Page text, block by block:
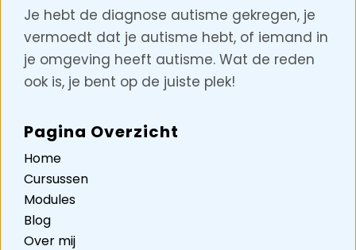
Je hebt de diagnose autisme gekregen, je
vermoedt dat je autisme hebt, of iemand in
je omgeving heeft autisme. Wat de reden
ook is, je bent op de juiste plek!
Pagina Overzicht
Home
Cursussen
Modules
Blog
Over mij